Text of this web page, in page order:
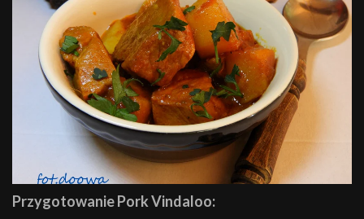
Przygotowanie Pork Vindaloo: